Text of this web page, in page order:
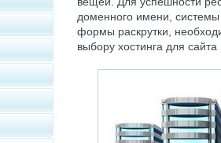
доменного имени,
формы раскрутки,
выбору хостинга для